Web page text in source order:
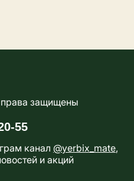
права защищены
55
канал @yerbix_mate,
и акций